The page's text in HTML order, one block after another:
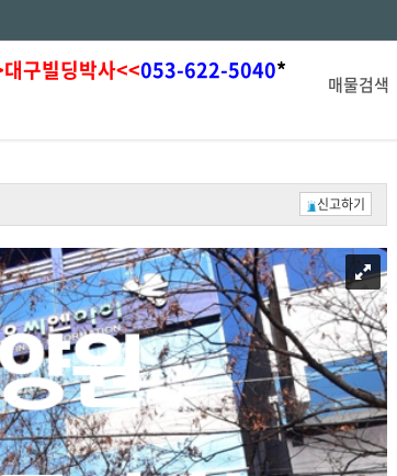
구빌딩박사<<053-622-5040* 매물검색
신고하기